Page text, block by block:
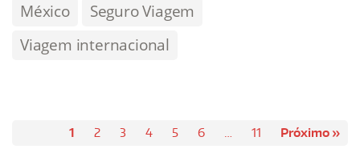
México
Seguro Viagem
Viagem internacional
1 2 3 4 5 6 … 11 Próximo »